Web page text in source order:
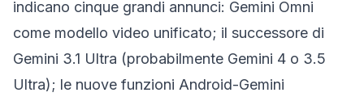
indicano cinque grandi annunci: Gemini Omni
come modello video unificato; il successore di
Gemini 3.1 Ultra (probabilmente Gemini 4 o 3.5
Ultra); le nuove funzioni Android-Gemini